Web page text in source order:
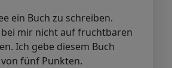
ein Buch zu schreiben.
bei mir nicht auf fruchtbaren
Ich gebe diesem Buch
fünf Punkten.